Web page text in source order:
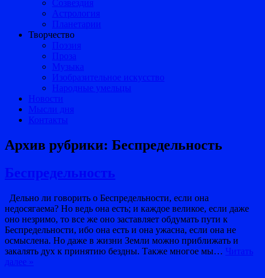
Созвездия
Астрология
Планетарии
Творчество
Поэзия
Проза
Музыка
Изобразительное искусство
Народные умельцы
Новости
Мысли дня
Контакты
Архив рубрики: Беспредельность
Беспредельность
Дельно ли говорить о Беспредельности, если она
недосягаема? Но ведь она есть; и каждое великое, если даже
оно незримо, то все же оно заставляет обдумать пути к
Беспредельности, ибо она есть и она ужасна, если она не
осмыслена. Но даже в жизни Земли можно приближать и
закалять дух к принятию бездны. Также многое мы… Читать
далее »